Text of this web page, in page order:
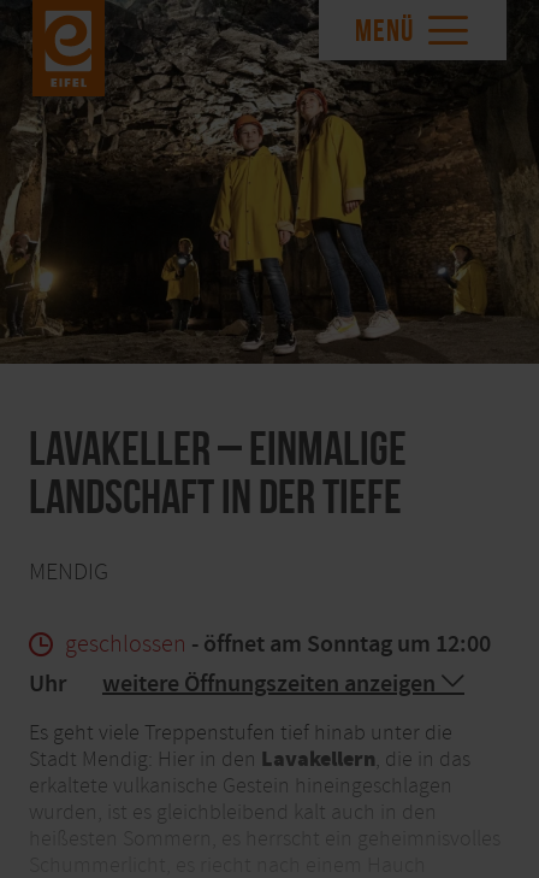
MENÜ
Lavakeller – Einmalige
Landschaft in der Tiefe
MENDIG
geschlossen - öffnet am Sonntag um 12:00
Uhr
weitere Öffnungszeiten anzeigen
Es geht viele Treppenstufen tief hinab unter die
Stadt Mendig: Hier in den Lavakellern, die in das
erkaltete vulkanische Gestein hineingeschlagen
wurden, ist es gleichbleibend kalt auch in den